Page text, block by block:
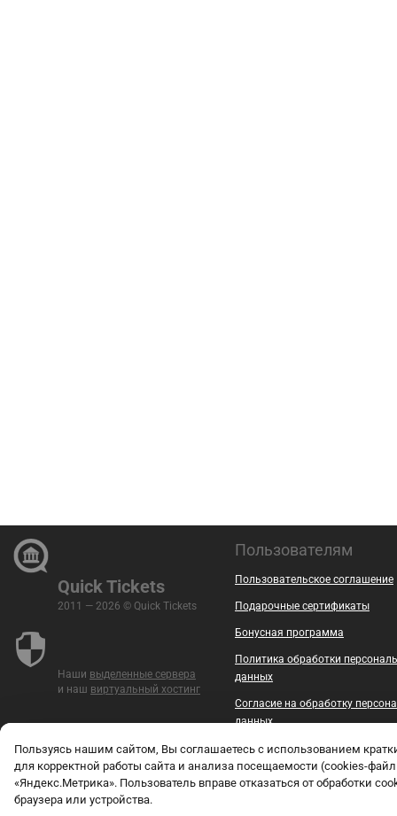
Quick Tickets
2011 — 2026 © Quick Tickets
Наши выделенные сервера
и наш виртуальный хостинг
Пользователям
Пользовательское соглашение
Подарочные сертификаты
Бонусная программа
Политика обработки
данных
Согласие на обработку
данных
Безопасность
Контакты
Пользуясь нашим сайтом, Вы соглашаетесь с использованием
для корректной работы сайта и анализа посещаемости (cookies-
«Яндекс.Метрика». Пользователь вправе отказаться от обработки
браузера или устройства.